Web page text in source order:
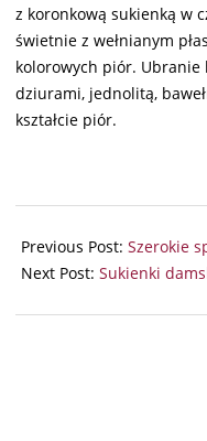
z koronkową sukienką w
świetnie z wełnianym
kolorowych piór. Ubranie
dziurami, jednolitą,
kształcie piór.
03-
18
Previous Post: Szerokie
Next Post: Sukienki